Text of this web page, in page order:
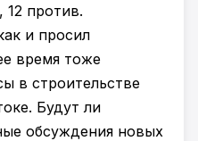
12 против.
и просил
время тоже
в строительстве
Будут ли
обсуждения новых